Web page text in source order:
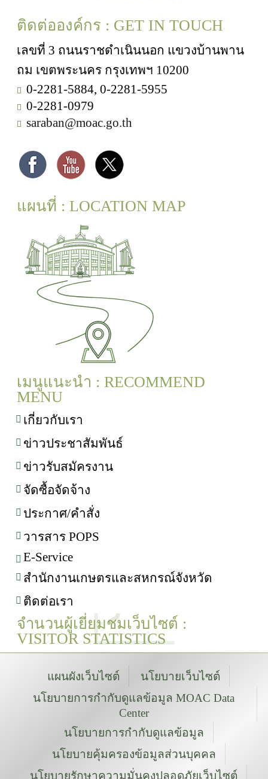
ติดต่อองค์กร : GET IN TOUCH
เลขที่ 3 ถนนราชดำเนินนอก แขวงบ้านพาน
ถม เขตพระนคร กรุงเทพฯ 10200
0-2281-5884, 0-2281-5955
0-2281-0979
saraban@moac.go.th
แผนที่ : LOCATION MAP
เมนูแนะนำ : RECOMMEND
MENU
เกี่ยวกับเรา
ข่าวประชาสัมพันธ์
ข่าวรับสมัครงาน
จัดซื้อจัดจ้าง
ประกาศ/คำสั่ง
วารสาร POPS
E-Service
สำนักงานเกษตรและสหกรณ์จังหวัด
ติดต่อเรา
จำนวนผู้เยี่ยมชมเว็บไซต์ :
VISITOR STATISTICS
แผนผังเว็บไซต์
นโยบายเว็บไซต์
นโยบายการกำกับดูแลข้อมูล MOAC Data
Center
นโยบายการกำกับดูแลข้อมูล
นโยบายคุ้มครองข้อมูลส่วนบุคคล
นโยบายรักษาความมั่นคงปลอดภัยเว็บไซต์